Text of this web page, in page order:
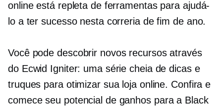
online está repleta de ferramentas para ajudá-
lo a ter sucesso nesta correria de fim de ano.
Você pode descobrir novos recursos através
do Ecwid Igniter: uma série cheia de dicas e
truques para otimizar sua loja online. Confira e
comece seu potencial de ganhos para a Black